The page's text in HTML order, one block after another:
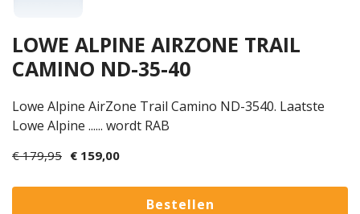
LOWE ALPINE AIRZONE TRAIL
CAMINO ND-35-40
Lowe Alpine AirZone Trail Camino ND-3540. Laatste
Lowe Alpine ...... wordt RAB
€ 179,95 € 159,00